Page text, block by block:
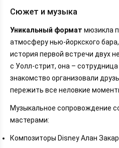
Сюжет и музыка
Уникальный формат мюзикла
атмосферу нью-йоркского
история первой встречи двух
с Уолл-стрит, она –
знакомство организовали
пережить все неловкие
Музыкальное сопровождение
мастерами:
Композиторы Disney Алан